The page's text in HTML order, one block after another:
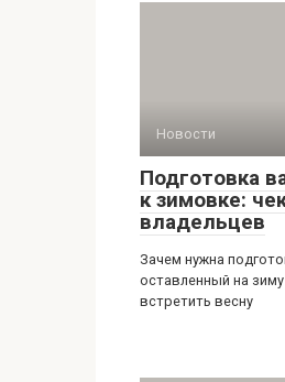
Новости
Подготовка
к зимовке:
владельцев
Зачем нужна
оставленный на
встретить весну